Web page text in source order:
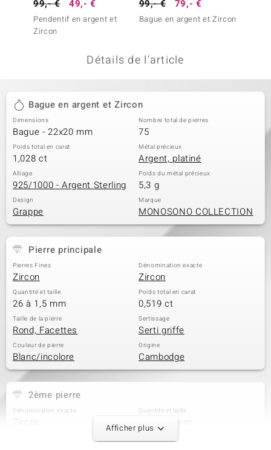
99,- € 49,- €
Pendentif en argent et
Zircon
99,- € 79,- €
Bague en argent et Zircon
Détails de l'article
Bague en argent et Zircon
Dimensions
Bague - 22x20 mm
Nombre total de pierres
75
Poids total en carat
1,028 ct
Métal précieux
Argent, platiné
Alliage
925/1000 - Argent Sterling
Poids du métal précieux
5,3 g
Design
Grappe
Marque
MONOSONO COLLECTION
Pierre principale
Pierres Fines
Zircon
Dénomination exacte
Zircon
Quantité et taille
26 à 1,5 mm
Poids total en carat
0,519 ct
Taille de la pierre
Rond, Facettes
Sertissage
Serti griffe
Couleur de pierre
Blanc/incolore
Origine
Cambodge
2ème pierre
Dénomination exacte
Zircon
Quantité et taille
35 à 1,3 mm
Afficher plus